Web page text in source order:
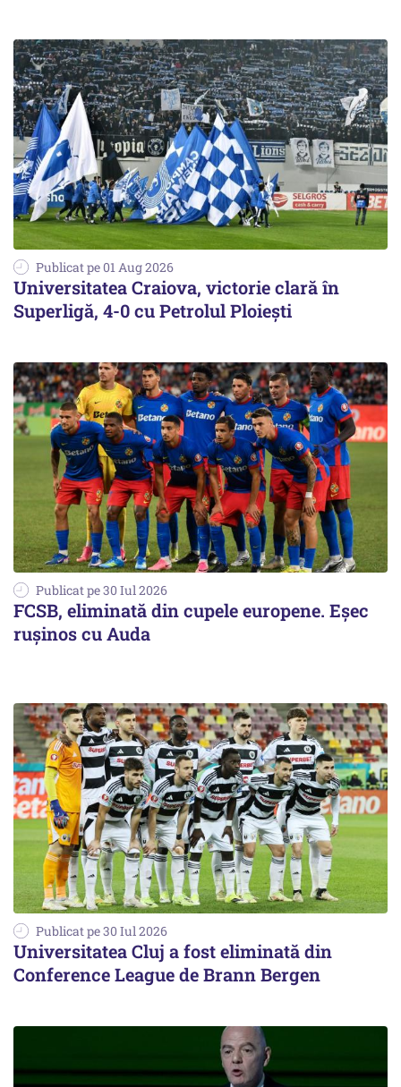
Publicat pe 01 Aug 2026
Universitatea Craiova, victorie clară în
Superligă, 4-0 cu Petrolul Ploieşti
Publicat pe 30 Iul 2026
FCSB, eliminată din cupele europene. Eşec
ruşinos cu Auda
Publicat pe 30 Iul 2026
Universitatea Cluj a fost eliminată din
Conference League de Brann Bergen